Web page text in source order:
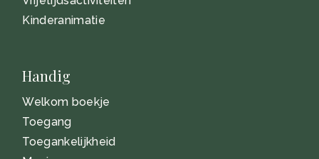
Kinderanimatie
Handig
Welkom boekje
Toegang
Toegankelijkheid